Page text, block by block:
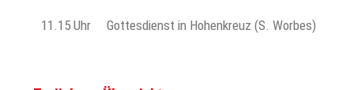
11.15 Uhr Gottesdienst in Hohenkreuz (S. Worbes)